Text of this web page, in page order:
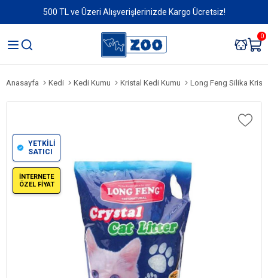
500 TL ve Üzeri Alışverişlerinizde Kargo Ücretsiz!
0
Anasayfa Kedi Kedi Kumu Kristal Kedi Kumu Long Feng Silika
YETKİLİ
SATICI
İNTERNETE
ÖZEL FİYAT